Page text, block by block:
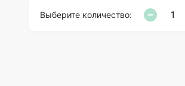
Выберите количество: